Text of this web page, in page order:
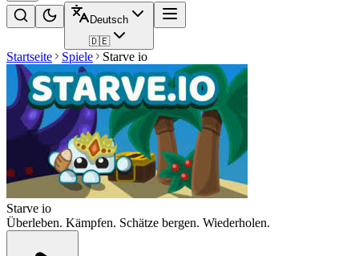
Deutsch
🇩🇪
Startseite Spiele Starve io
Starve io
Überleben. Kämpfen. Schätze bergen. Wiederholen.